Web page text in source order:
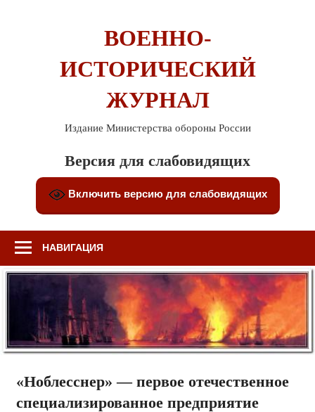
ВОЕННО-
ИСТОРИЧЕСКИЙ
ЖУРНАЛ
Издание Министерства обороны России
Версия для слабовидящих
Включить версию для слабовидящих
НАВИГАЦИЯ
«Ноблесснер» — первое отечественное
специализированное предприятие